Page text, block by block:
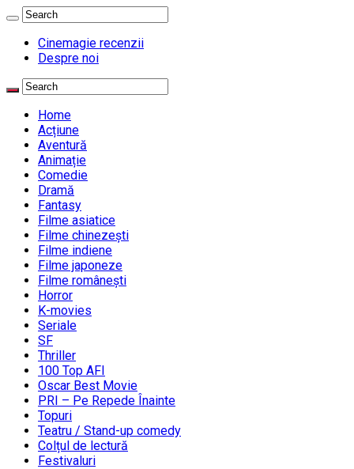
Cinemagie recenzii
Despre noi
Home
Acțiune
Aventură
Animație
Comedie
Dramă
Fantasy
Filme asiatice
Filme chinezești
Filme indiene
Filme japoneze
Filme românești
Horror
K-movies
Seriale
SF
Thriller
100 Top AFI
Oscar Best Movie
PRI – Pe Repede Înainte
Topuri
Teatru / Stand-up comedy
Colțul de lectură
Festivaluri